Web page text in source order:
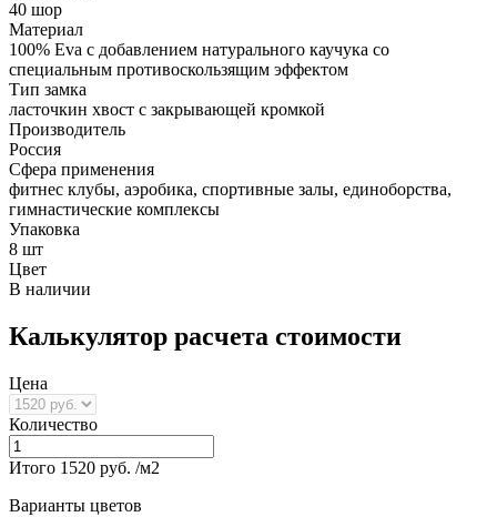
40 шор
Материал
100% Eva с добавлением натурального каучука со
специальным противоскользящим эффектом
Тип замка
ласточкин хвост с закрывающей кромкой
Производитель
Россия
Сфера применения
фитнес клубы, аэробика, спортивные залы, единоборства,
гимнастические комплексы
Упаковка
8 шт
Цвет
В наличии
Калькулятор расчета стоимости
Цена
Количество
Итого 1520 руб. /м2
Варианты цветов